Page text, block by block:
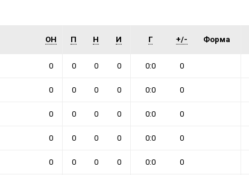
ОН П Н И Г +/- Форма
0 0 0 0 0:0 0
0 0 0 0 0:0 0
0 0 0 0 0:0 0
0 0 0 0 0:0 0
0 0 0 0 0:0 0